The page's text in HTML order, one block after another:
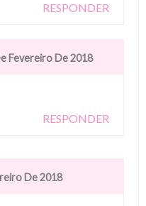
RESPONDER
Fevereiro De 2018
RESPONDER
De 2018